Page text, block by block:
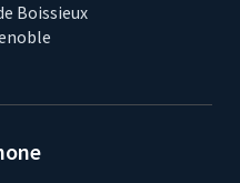
Boissieux